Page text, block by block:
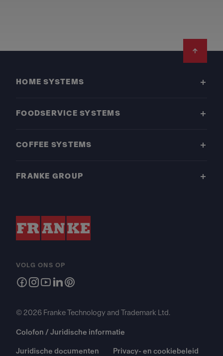
HOME SYSTEMS
FOODSERVICE SYSTEMS
COFFEE SYSTEMS
FRANKE GROUP
VOLG ONS OP
© 2026 Franke Technology and Trademark Ltd.
Colofon / Juridische informatie
Juridische documenten Privacy- en cookiebeleid